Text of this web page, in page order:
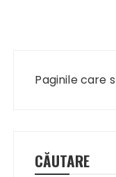
Paginile care
CĂUTARE